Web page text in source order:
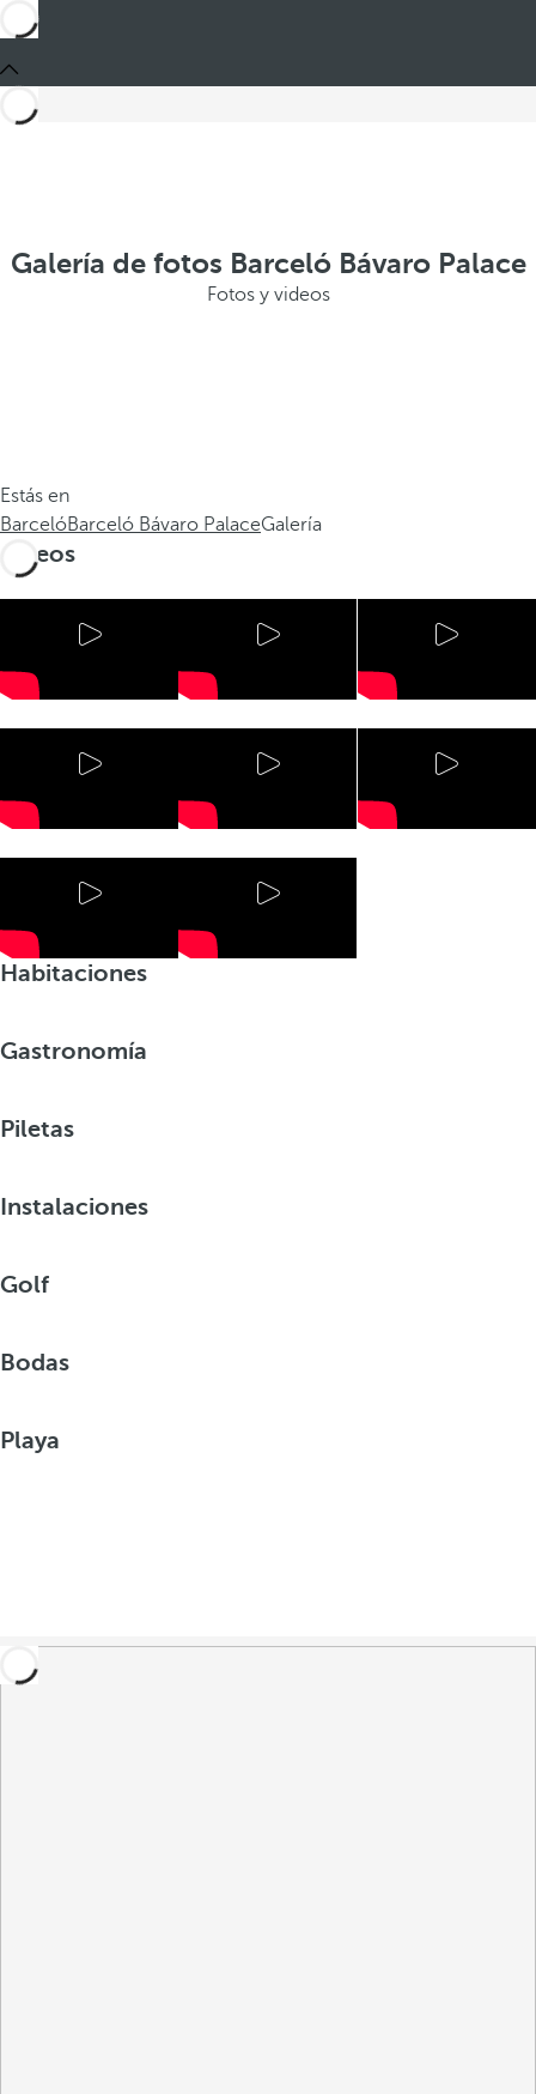
Galería de fotos Barceló Bávaro Palace
Fotos y videos
Estás en
BarcelóBarceló Bávaro PalaceGalería
Videos
Habitaciones
Gastronomía
Piletas
Instalaciones
Golf
Bodas
Playa